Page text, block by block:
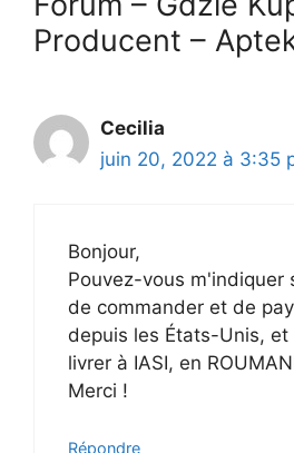
Producent –
Cecilia
juin 20, 2022 à 3:35
Bonjour,
Pouvez-vous m'indiquer
de commander et de
depuis les États-Unis, et
livrer à IASI, en
Merci !
Répondre